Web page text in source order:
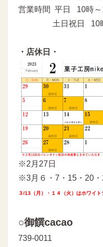
営業時間 平日 10時～
土日祝日 10時
・店休日・
※2月27日
※3月６・7・15・20・
３/13（月）・１４（火）はホワイ
○御饌cacao
739-0011